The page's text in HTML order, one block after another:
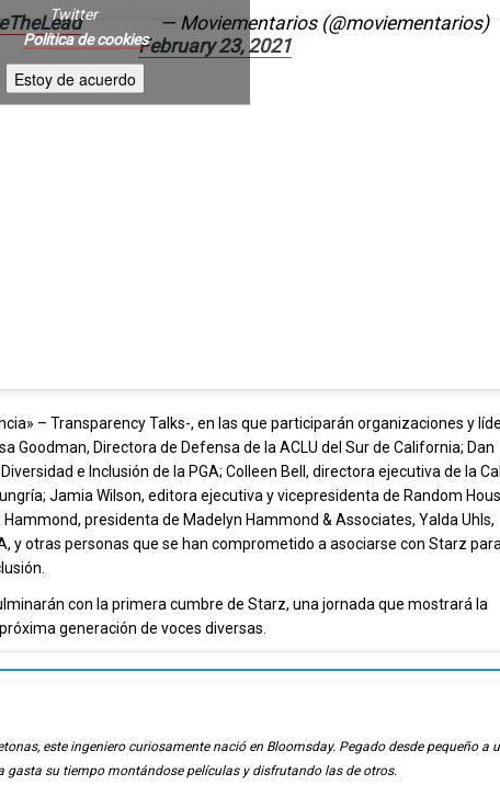
— Moviementarios (@moviementarios)
February 23, 2021
Twitter
Política de cookies
Estoy de acuerdo
– Transparency Talks-, en las que participarán organizaciones y
Goodman, Directora de Defensa de la ACLU del Sur de California; Dan
e Inclusión de la PGA; Colleen Bell, directora ejecutiva de la
Jamia Wilson, editora ejecutiva y vicepresidenta de Random
presidenta de Madelyn Hammond & Associates, Yalda Uhls,
y otras personas que se han comprometido a asociarse con Starz para
con la primera cumbre de Starz, una jornada que mostrará la
generación de voces diversas.
este ingeniero curiosamente nació en Bloomsday. Pegado desde pequeño a
gasta su tiempo montándose películas y disfrutando las de otros.